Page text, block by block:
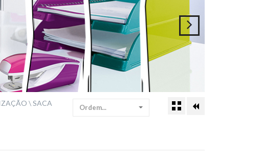
SACA
Ordem...